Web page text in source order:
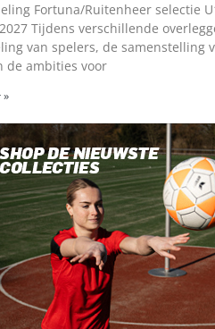
Fortuna/Ruitenheer selectie
Tijdens verschillende
van spelers, de samenstelling
de ambities voor
»